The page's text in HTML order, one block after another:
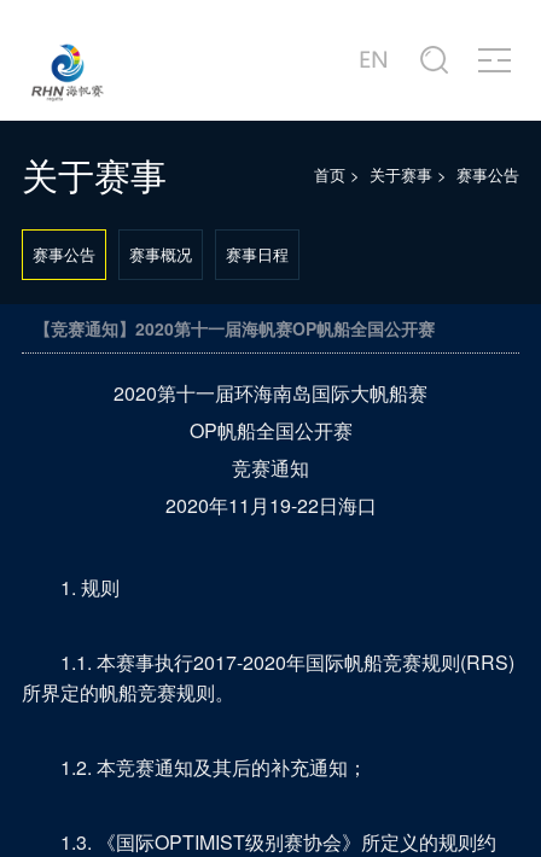
关于赛事
赛事公告
赛事概况
商务合作
合作商家介绍
合作概况
新闻中心
赛事新闻
行业动态
赛事图片
赛事精选
主题活动
赛事视频
赛事专题片
赛事宣传片
服务中心
城市介绍
港口介绍
站点信息
公司简介
发展历程
关于赛事 首页 > 关于赛事 > 赛事公告
赛事公告 赛事概况 赛事日程
【竞赛通知】2020第十一届海帆赛OP帆船全国公开赛
2020第十一届环海南岛国际大帆船赛
OP帆船全国公开赛
竞赛通知
2020年11月19-22日海口
1. 规则
1.1. 本赛事执行2017-2020年国际帆船竞赛规则(RRS)
所界定的帆船竞赛规则。
1.2. 本竞赛通知及其后的补充通知；
1.3. 《国际OPTIMIST级别赛协会》所定义的规则约